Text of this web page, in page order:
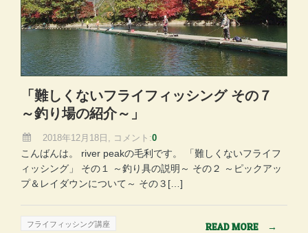
「難しくないフライフィッシング その７
～釣り場の紹介～」
2018年12月18日, コメント:0
こんばんは。 river peakの毛利です。 「難しくないフライフ
ィッシング」 その１ ～釣り具の説明～ その２ ～ピックアッ
プ＆レイダウンについて～ その３[…]
フライフィッシング講座 READ MORE →